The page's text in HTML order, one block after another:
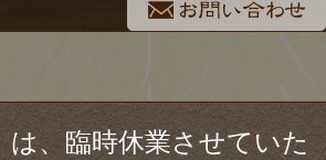
は、臨時休業させていた